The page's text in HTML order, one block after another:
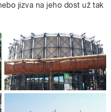
jizva na jeho dost už tak